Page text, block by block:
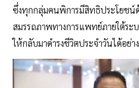
ซึ่งทุกกลุ่มคนพิการมีสิทธิประโยช
สมรรถภาพทางการแพทย์ภายใต้ระ
ให้กลับมาดำรงชีวิตประจำวันได้อย่า